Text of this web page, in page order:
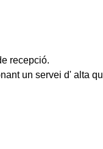
recepció.
un servei d' alta